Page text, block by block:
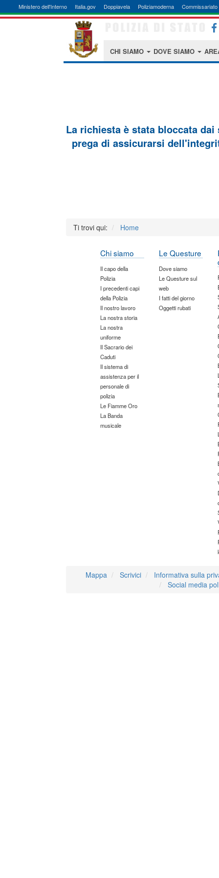
Ministero dell'Interno Italia.gov Doppiavela Poliziamoderna Commissariato
CHI SIAMO DOVE SIAMO
La richiesta è stata bloccata
prega di assicurarsi
Ti trovi qui: Home
Chi siamo
Il capo della
Polizia
I precedenti capi
della Polizia
Il nostro lavoro
La nostra storia
La nostra
uniforme
Il Sacrario dei
Caduti
Il sistema di
assistenza per il
personale di
polizia
Le Fiamme Oro
La Banda
musicale
Le Questure
Dove siamo
Le Questure sul
web
I fatti del giorno
Oggetti rubati
Mappa Scrivici
Informativa sulla
Social media